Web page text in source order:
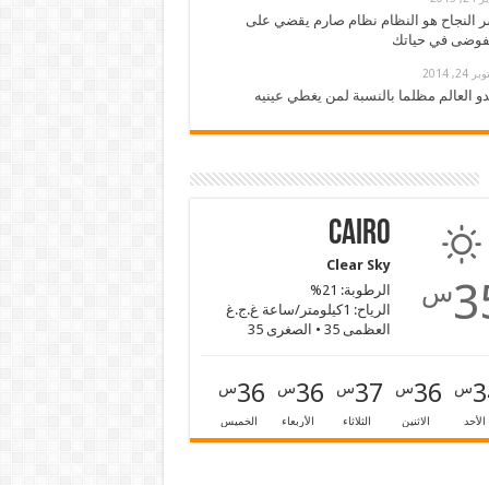
النجاح هو النظام نظام صارم يقضي على
في حياتك
24, 2014
العالم مظلما بالنسبة لمن يغطي عينيه
س
Cairo
Clear Sky
الرطوبة: 21%
الرياح: 1كيلومتر/ساعة غ.ج.غ
العظمى 35 • الصغرى 35
س
الأحد
36س
الاثنين
37س
الثلاثاء
36س
الأربعاء
36س
الخميس